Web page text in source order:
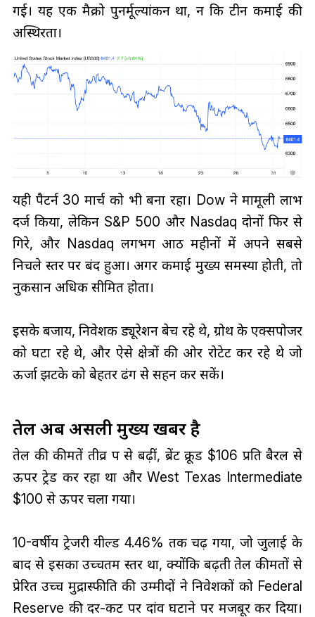
गई। यह एक मैक्रो पुनर्मूल्यांकन था, न कि रूटीन कमाई की
अस्थिरता।
यही पैटर्न 30 मार्च को भी बना रहा। Dow ने मामूली लाभ
दर्ज किया, लेकिन S&P 500 और Nasdaq दोनों फिर से
गिरे, और Nasdaq लगभग आठ महीनों में अपने सबसे
निचले स्तर पर बंद हुआ। अगर कमाई मुख्य समस्या होती, तो
नुकसान अधिक सीमित होता।
इसके बजाय, निवेशक ड्यूरेशन बेच रहे थे, ग्रोथ के एक्सपोजर
को घटा रहे थे, और ऐसे क्षेत्रों की ओर रोटेट कर रहे थे जो
ऊर्जा झटके को बेहतर ढंग से सहन कर सकें।
तेल अब असली मुख्य खबर है
तेल की कीमतें तीव्र रूप से बढ़ीं, ब्रेंट क्रूड $106 प्रति बैरल से
ऊपर ट्रेड कर रहा था और West Texas Intermediate
$100 से ऊपर चला गया।
10-वर्षीय ट्रेजरी यील्ड 4.46% तक चढ़ गया, जो जुलाई के
बाद से इसका उच्चतम स्तर था, क्योंकि बढ़ती तेल कीमतों से
प्रेरित उच्च मुद्रास्फीति की उम्मीदों ने निवेशकों को Federal
Reserve की दर-कट पर दांव घटाने पर मजबूर कर दिया।